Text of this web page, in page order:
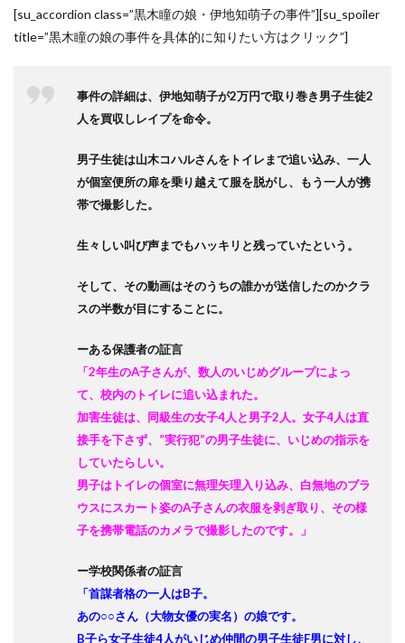
[su_accordion class=”黒木瞳の娘・伊地知萌子の事件”][su_spoiler
title=”黒木瞳の娘の事件を具体的に知りたい方はクリック”]
事件の詳細は、伊地知萌子が2万円で取り巻き男子生徒2
人を買収しレイプを命令。
男子生徒は山木コハルさんをトイレまで追い込み、一人
が個室便所の扉を乗り越えて服を脱がし、もう一人が携
帯で撮影した。
生々しい叫び声までもハッキリと残っていたという。
そして、その動画はそのうちの誰かが送信したのかクラ
スの半数が目にすることに。
ーある保護者の証言
「2年生のA子さんが、数人のいじめグループによっ
て、校内のトイレに追い込まれた。
加害生徒は、同級生の女子4人と男子2人。女子4人は直
接手を下さず、”実行犯”の男子生徒に、いじめの指示を
していたらしい。
男子はトイレの個室に無理矢理入り込み、白無地のブラ
ウスにスカート姿のA子さんの衣服を剥ぎ取り、その様
子を携帯電話のカメラで撮影したのです。」
ー学校関係者の証言
「首謀者格の一人はB子。
あの○○さん（大物女優の実名）の娘です。
B子ら女子生徒4人がいじめ仲間の男子生徒F男に対し、